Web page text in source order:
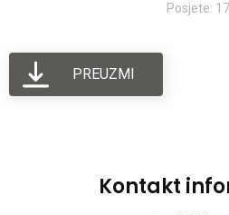
Posjete: 17
PREUZMI
Kontakt